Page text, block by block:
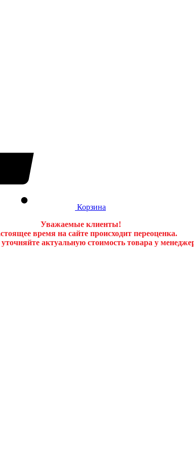
Корзина
Уважаемые клиенты!
время на сайте происходит переоценка.
актуальную стоимость товара у